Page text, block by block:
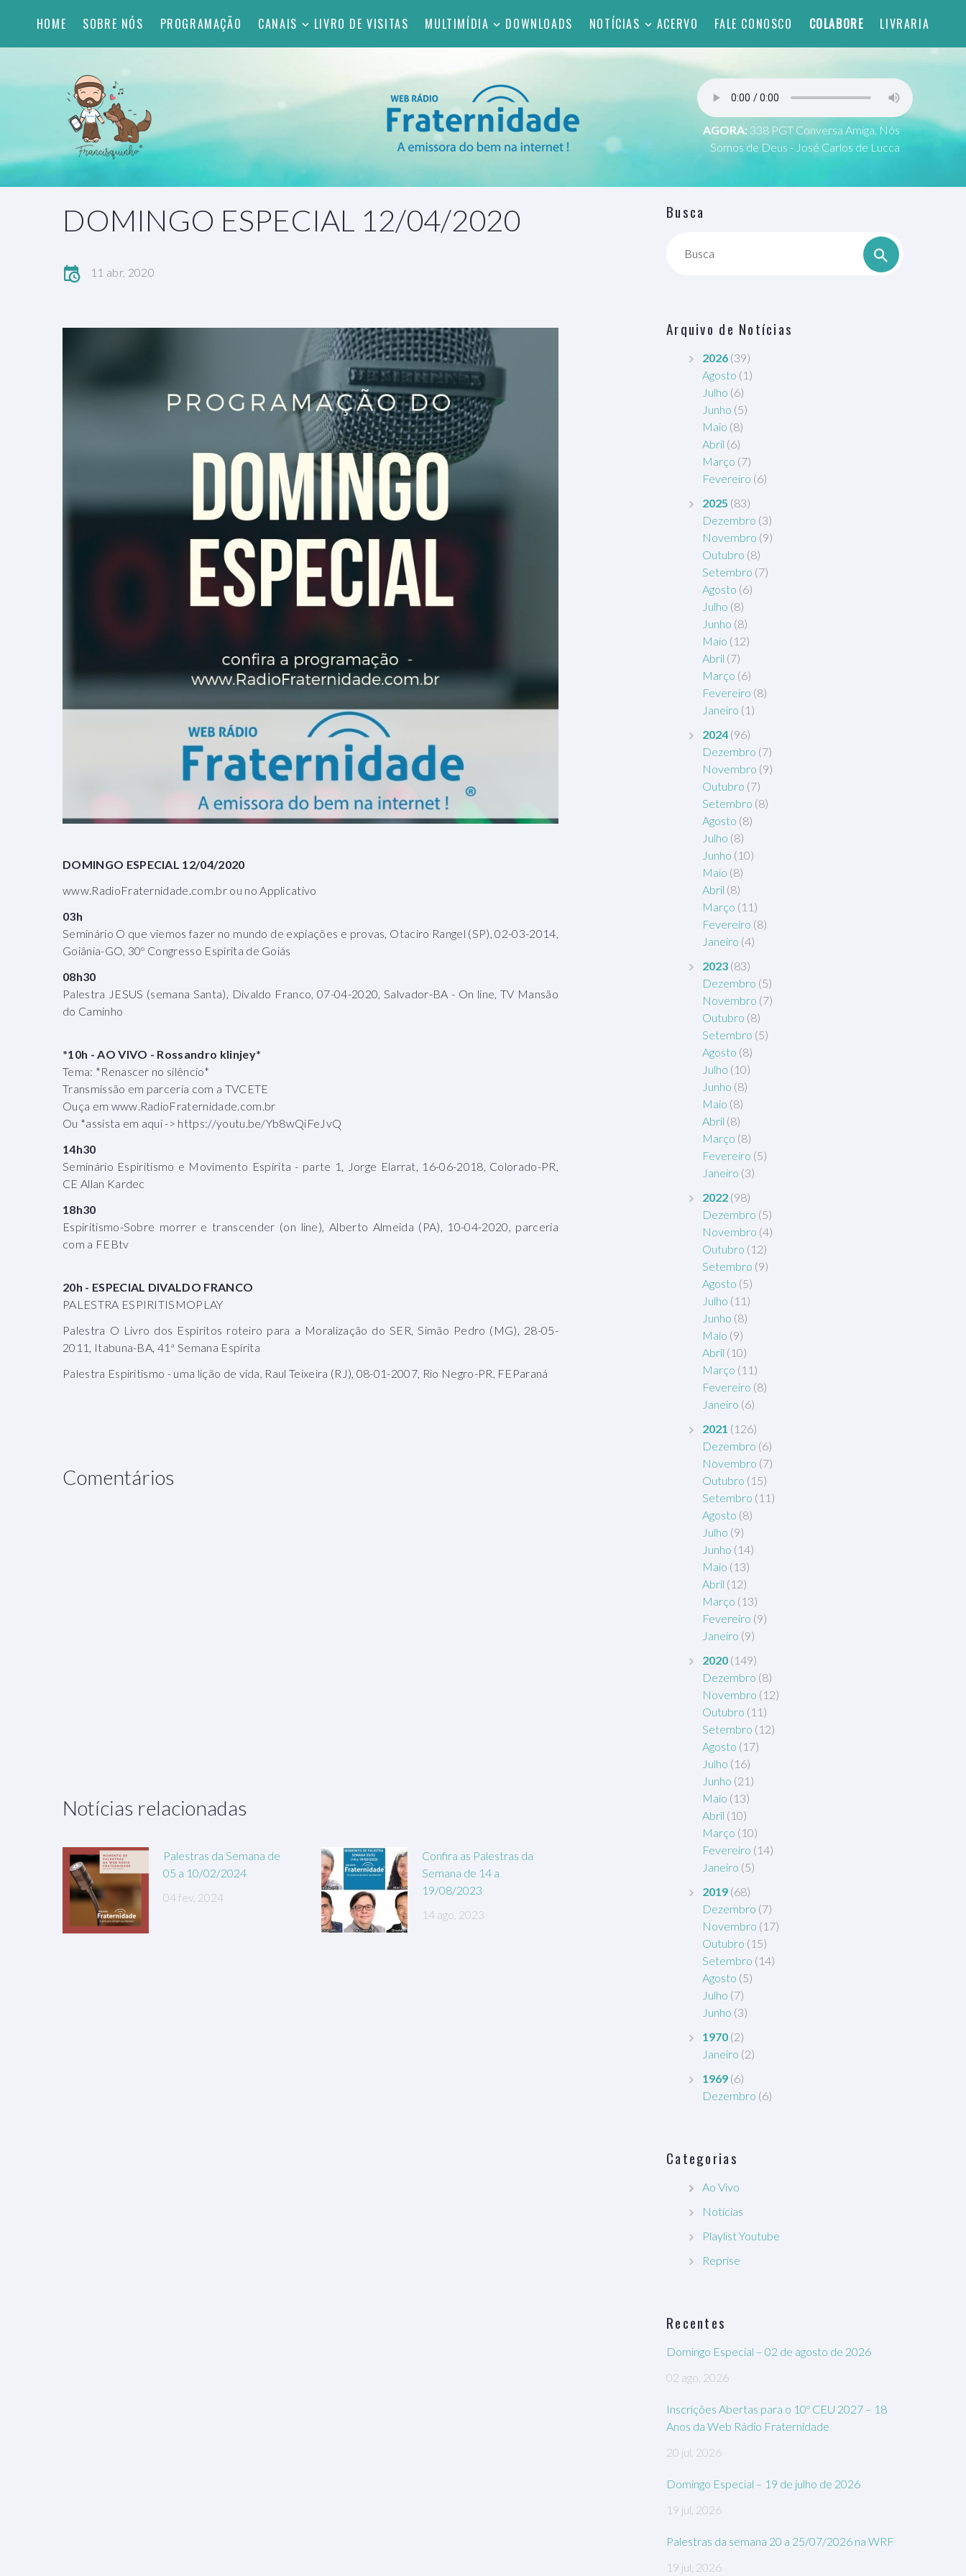
HOME SOBRE NÓS PROGRAMAÇÃO CANAIS LIVRO DE VISITAS MULTIMÍDIA DOWNLOADS NOTÍCIAS ACERVO FALE CONOSCO COLABORE LIVRARIA
AGORA: 338 PGT Conversa Amiga, Nós
Somos de Deus - José Carlos de Lucca
DOMINGO ESPECIAL 12/04/2020
11 abr, 2020
DOMINGO ESPECIAL 12/04/2020
www.RadioFraternidade.com.br ou no Applicativo
03h
Seminário O que viemos fazer no mundo de expiações e provas, Otaciro Rangel (SP), 02-03-2014,
Goiânia-GO, 30º Congresso Espírita de Goiás
08h30
Palestra JESUS (semana Santa), Divaldo Franco, 07-04-2020, Salvador-BA - On line, TV Mansão
do Caminho
*10h - AO VIVO - Rossandro klinjey*
Tema: *Renascer no silêncio*
Transmissão em parceria com a TVCETE
Ouça em www.RadioFraternidade.com.br
Ou *assista em aqui -> https://youtu.be/Yb8wQiFeJvQ
14h30
Seminário Espiritismo e Movimento Espírita - parte 1, Jorge Elarrat, 16-06-2018, Colorado-PR,
CE Allan Kardec
18h30
Espiritismo-Sobre morrer e transcender (on line), Alberto Almeida (PA), 10-04-2020, parceria
com a FEBtv
20h - ESPECIAL DIVALDO FRANCO
PALESTRA ESPIRITISMOPLAY
Palestra O Livro dos Espíritos roteiro para a Moralização do SER, Simão Pedro (MG), 28-05-
2011, Itabuna-BA, 41ª Semana Espírita
Palestra Espiritismo - uma lição de vida, Raul Teixeira (RJ), 08-01-2007, Rio Negro-PR, FEParaná
Comentários
Notícias relacionadas
Palestras da Semana de
05 a 10/02/2024
04 fev, 2024
Confira as Palestras da
Semana de 14 a
19/08/2023
14 ago, 2023
Busca
Busca
Arquivo de Notícias
2026 (39)
Agosto (1)
Julho (6)
Junho (5)
Maio (8)
Abril (6)
Março (7)
Fevereiro (6)
2025 (83)
Dezembro (3)
Novembro (9)
Outubro (8)
Setembro (7)
Agosto (6)
Julho (8)
Junho (8)
Maio (12)
Abril (7)
Março (6)
Fevereiro (8)
Janeiro (1)
2024 (96)
Dezembro (7)
Novembro (9)
Outubro (7)
Setembro (8)
Agosto (8)
Julho (8)
Junho (10)
Maio (8)
Abril (8)
Março (11)
Fevereiro (8)
Janeiro (4)
2023 (83)
Dezembro (5)
Novembro (7)
Outubro (8)
Setembro (5)
Agosto (8)
Julho (10)
Junho (8)
Maio (8)
Abril (8)
Março (8)
Fevereiro (5)
Janeiro (3)
2022 (98)
Dezembro (5)
Novembro (4)
Outubro (12)
Setembro (9)
Agosto (5)
Julho (11)
Junho (8)
Maio (9)
Abril (10)
Março (11)
Fevereiro (8)
Janeiro (6)
2021 (126)
Dezembro (6)
Novembro (7)
Outubro (15)
Setembro (11)
Agosto (8)
Julho (9)
Junho (14)
Maio (13)
Abril (12)
Março (13)
Fevereiro (9)
Janeiro (9)
2020 (149)
Dezembro (8)
Novembro (12)
Outubro (11)
Setembro (12)
Agosto (17)
Julho (16)
Junho (21)
Maio (13)
Abril (10)
Março (10)
Fevereiro (14)
Janeiro (5)
2019 (68)
Dezembro (7)
Novembro (17)
Outubro (15)
Setembro (14)
Agosto (5)
Julho (7)
Junho (3)
1970 (2)
Janeiro (2)
1969 (6)
Dezembro (6)
Categorias
Ao Vivo
Notícias
Playlist Youtube
Reprise
Recentes
Domingo Especial – 02 de agosto de 2026
02 ago, 2026
Inscrições Abertas para o 10º CEU 2027 – 18
Anos da Web Rádio Fraternidade
20 jul, 2026
Domingo Especial – 19 de julho de 2026
19 jul, 2026
Palestras da semana 20 a 25/07/2026 na WRF
19 jul, 2026